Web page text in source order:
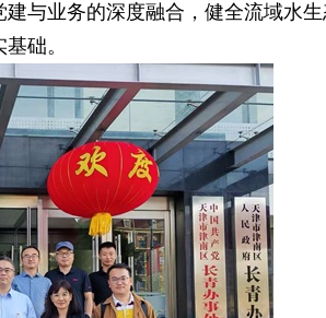
与业务的深度融合，健全流域水
础。